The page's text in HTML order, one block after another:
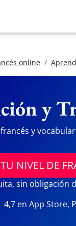
online
y
y
NIVEL DE
sin obligación
4,7 en App Store,